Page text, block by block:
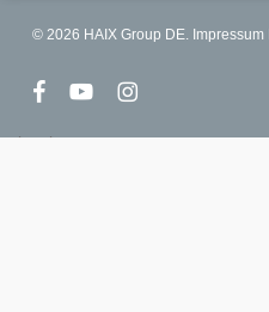
© 2026 HAIX Group DE. Impressum
facebookyoutubeinstagram
select language